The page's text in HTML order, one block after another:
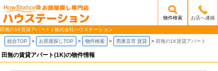
/mobile_img/head-logo.png
物件検索 お店へ連絡
田無の1K賃貸アパート | 株式会社ハウステーション
総合TOP お部屋探しTOP 物件検索 西東京市 賃貸 田無の1K賃貸アパート
田無の賃貸アパート(1K)の物件情報